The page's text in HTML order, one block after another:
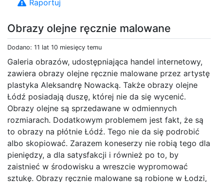
Obrazy olejne ręcznie malowane
Dodano: 11 lat 10 miesięcy temu
Galeria obrazów, udostępniająca handel internetowy,
zawiera obrazy olejne ręcznie malowane przez artystę
plastyka Aleksandrę Nowacką. Także obrazy olejne
Łódź posiadają duszę, której nie da się wycenić.
Obrazy olejne są sprzedawane w odmiennych
rozmiarach. Dodatkowym problemem jest fakt, że są
to obrazy na płótnie Łódź. Tego nie da się podrobić
albo skopiować. Zarazem koneserzy nie robią tego dla
pieniędzy, a dla satysfakcji i również po to, by
zaistnieć w środowisku a wreszcie wypromować
sztukę. Obrazy ręcznie malowane są robione w Łodzi,
Raportuj